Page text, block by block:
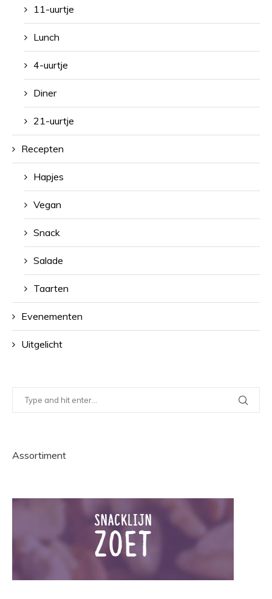
11-uurtje
Lunch
4-uurtje
Diner
21-uurtje
Recepten
Hapjes
Vegan
Snack
Salade
Taarten
Evenementen
Uitgelicht
Assortiment